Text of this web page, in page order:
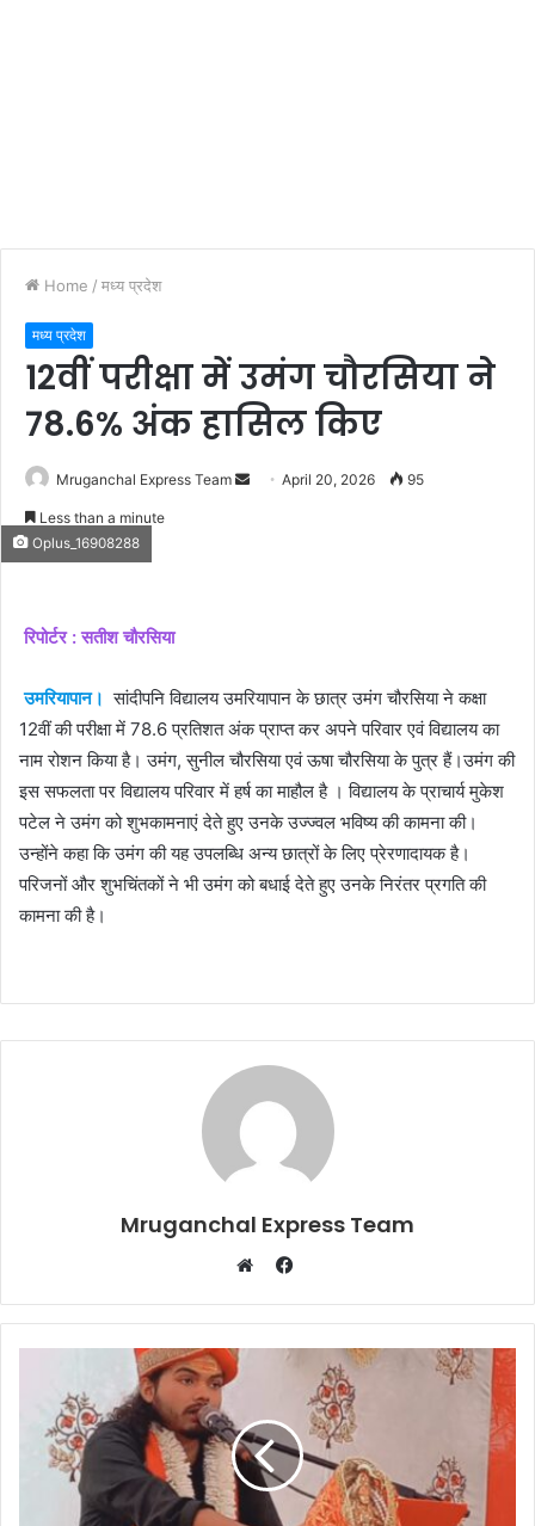
Home / मध्य प्रदेश
मध्य प्रदेश
12वीं परीक्षा में उमंग चौरसिया ने
78.6% अंक हासिल किए
Mruganchal Express Team
Send April 20, 2026 95
Less than a minute
Oplus_16908288
रिपोर्टर : सतीश चौरसिया
उमरियापान। सांदीपनि विद्यालय उमरियापान के छात्र उमंग चौरसिया ने कक्षा
12वीं की परीक्षा में 78.6 प्रतिशत अंक प्राप्त कर अपने परिवार एवं विद्यालय का
नाम रोशन किया है। उमंग, सुनील चौरसिया एवं ऊषा चौरसिया के पुत्र हैं।उमंग की
इस सफलता पर विद्यालय परिवार में हर्ष का माहौल है । विद्यालय के प्राचार्य मुकेश
पटेल ने उमंग को शुभकामनाएं देते हुए उनके उज्ज्वल भविष्य की कामना की।
उन्होंने कहा कि उमंग की यह उपलब्धि अन्य छात्रों के लिए प्रेरणादायक है।
परिजनों और शुभचिंतकों ने भी उमंग को बधाई देते हुए उनके निरंतर प्रगति की
कामना की है।
Mruganchal Express Team
Facebook